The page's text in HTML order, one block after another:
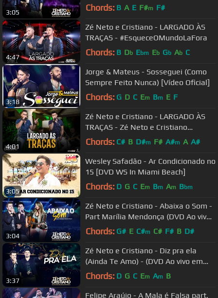
3:05
Rio Preto)
Chords: B A E F#m F#
4:47
Zé Neto e Cristiano - LARGADO ÀS
TRAÇAS - #EsqueceOMundoLaFora
Chords: B Db Ebm Eb Gb Ab C
3:18
Jorge & Mateus - Sosseguei (Como
Sempre Feito Nunca) [Vídeo Oficial]
Chords: G D C Em Bm E F
4:01
Zé Neto e Cristiano - LARGADO ÀS
TRAÇAS - Zé Neto e Cristiano
Acústico
Chords: C# B D#m F# A#m A A#
3:05
Wesley Safadão - Ar Condicionado no
15 [DVD WS In Miami Beach]
Chords: D G C Em Bm Am Bbm
3:04
Zé Neto e Cristiano - Abaixa o Som -
Part Marília Mendonça (DVD Ao vivo
em São José do Rio Preto)
Chords: G# E C#m C# F# B D#
3:37
Zé Neto e Cristiano - Diz pra ela
(Ainda Te Amo) - (DVD Ao vivo em
São José do Rio Preto)
Chords: D G C Em Am B
Felipe Araújo - A Mala é Falsa part.